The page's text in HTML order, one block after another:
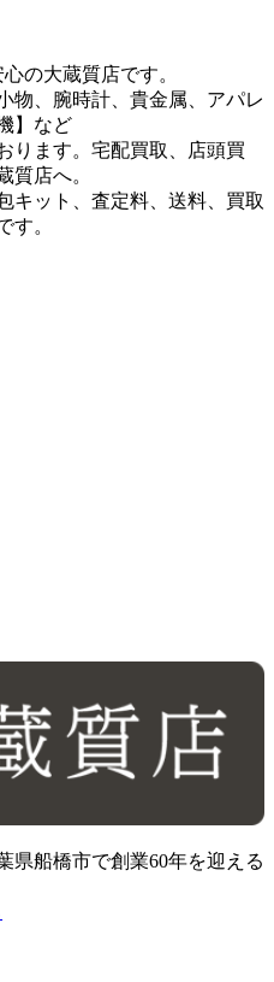
の大蔵質店です。
物、腕時計、貴金属、アパレ
】など
ります。宅配買取、店頭買
質店へ。
キット、査定料、送料、買取
す。
県船橋市で創業60年を迎える